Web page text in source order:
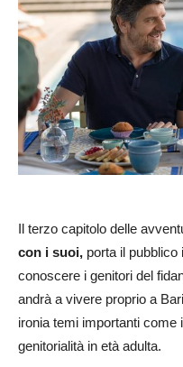
Il terzo capitolo delle
con i suoi, porta il
conoscere i genitori del
andrà a vivere proprio a
ironia temi importanti come
genitorialità in età adulta.